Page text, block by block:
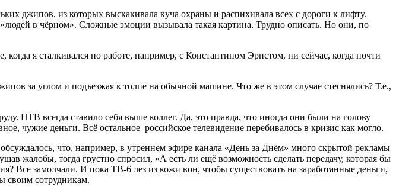
джипов, из которых выскакивала куча охраны и распихивала всех с дороги к лифту.
в чёрном». Сложные эмоции вызывала такая картина. Трудно описать. Но они, по
я сталкивался по работе, например, с Константином Эрнстом, ни сейчас, когда почти
за углом и подъезжая к толпе на обычной машине. Что же в этом случае стеснялись? Т.е.,
НТВ всегда ставило себя выше коллег. Да, это правда, что иногда они были на голову
чужие деньги. Всё остальное российское телевидение перебивалось в кризис как могло.
что, например, в утреннем эфире канала «День за Днём» много скрытой рекламы
жалобы, тогда грустно спросил, «А есть ли ещё возможность сделать передачу, которая бы
Все замолчали. И пока ТВ-6 лез из кожи вон, чтобы существовать на заработанные деньги,
своим сотрудникам.